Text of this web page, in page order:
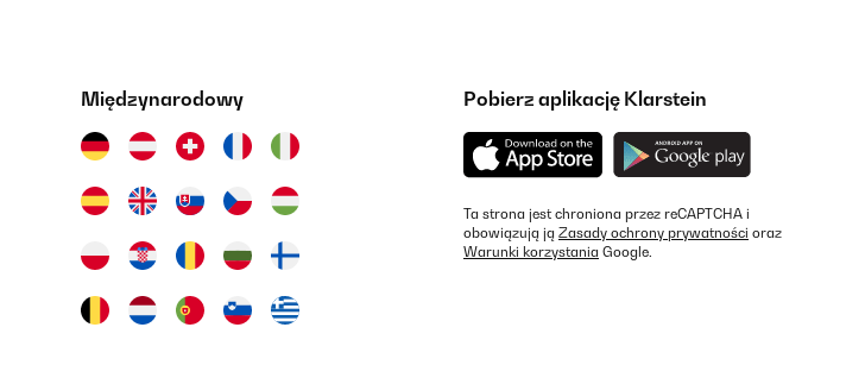
Międzynarodowy Pobierz aplikację Klarstein
Ta strona jest chroniona przez reCAPTCHA i
obowiązują ją Zasady ochrony prywatności oraz
Warunki korzystania Google.